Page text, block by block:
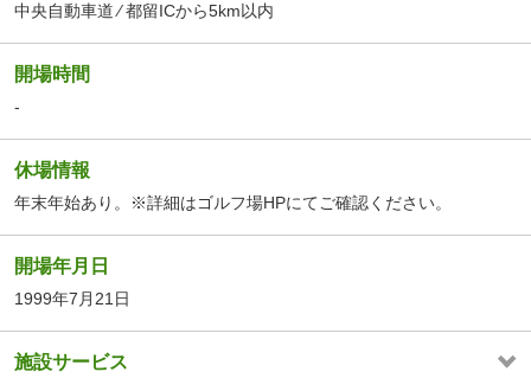
中央自動車道 ⁄ 都留ICから5km以内
開場時間
-
休場情報
年末年始あり。※詳細はゴルフ場HPにてご確認ください。
開場年月日
1999年7月21日
施設サービス